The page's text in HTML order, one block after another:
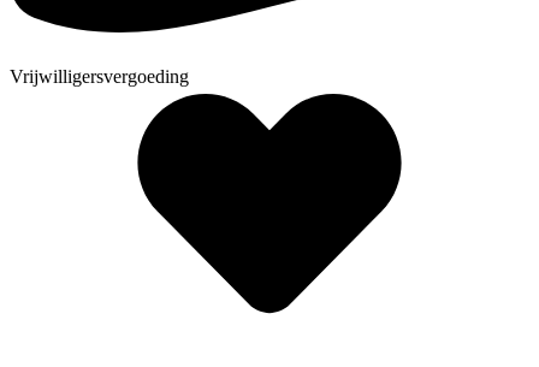
Vrijwilligersvergoeding